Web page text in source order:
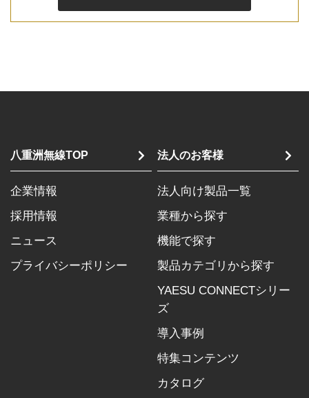
八重洲無線TOP
企業情報
採用情報
ニュース
プライバシーポリシー
法人のお客様
法人向け製品一覧
業種から探す
機能で探す
製品カテゴリから探す
YAESU CONNECTシリー
ズ
導入事例
特集コンテンツ
カタログ